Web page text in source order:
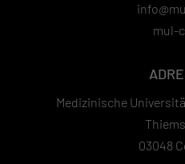
mul-
Medizinische
03048